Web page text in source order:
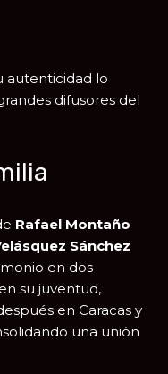
autenticidad lo
difusores del
Rafael Montaño
Sánchez
en dos
su juventud,
en Caracas y
una unión